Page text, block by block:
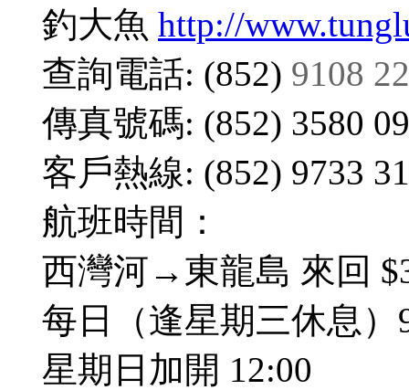
釣大魚 http://
查詢電話: (852) 9108
傳真號碼: (852) 3580
客戶熱線: (852) 9733
航班時間：
西灣河→東龍島 來回
每日（逢星期三休息）
星期日加開 12:00